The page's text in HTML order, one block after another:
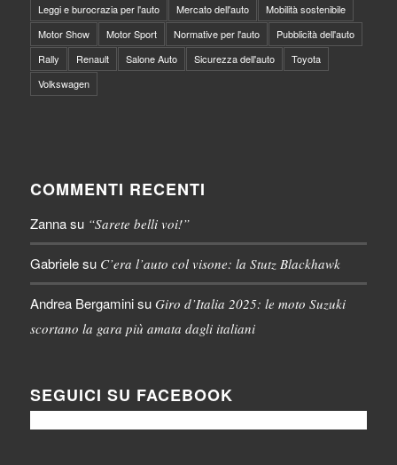
Leggi e burocrazia per l'auto
Mercato dell'auto
Mobilità sostenibile
Motor Show
Motor Sport Normative per l'auto
Pubblicità dell'auto
Rally
Renault Salone Auto Sicurezza dell'auto
Toyota
Volkswagen
COMMENTI RECENTI
Zannasu “Sarete belli voi!”
Gabrielesu C’era l’auto col visone: la Stutz Blackhawk
Andrea Bergaminisu Giro d’Italia 2025: le moto Suzuki
scortano la gara più amata dagli italiani
SEGUICI SU FACEBOOK